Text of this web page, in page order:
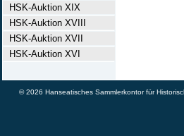
HSK-Auktion XIX
HSK-Auktion XVIII
HSK-Auktion XVII
HSK-Auktion XVI
© 2026 Hanseatisches Sammlerkontor für